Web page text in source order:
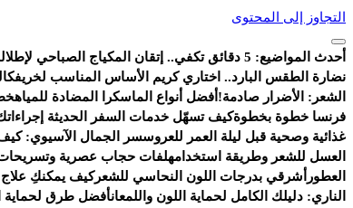
التجاوز إلى المحتوى
أحدث المواضيع: 5 دقائق تكفي.. إتقان المكياج الصباحي لإطلالة مشرقة
نضارة الطقس البارد.. اختاري كريم الأساس المناسب لخريفك
الشعر: الأضرار صادمة! أفضل أنواع الماسكرا المضادة للمياه
فرنسا خطوة بخطوةكيف تسهّل خدمات السفر الحديثة
غذائية وصحية قبل ليلة العمر للعروسسر الجمال الآسيوي: كيف
العسل للشعر وطريقة استخدامهلفات حجاب عصرية وتسريحات
العطور أشرقي بدرجات اللون النحاسي للشعركيف يمكنكِ
الناري: دليلك الكامل لحماية اللون واللمعانأفضل طرق لحماية